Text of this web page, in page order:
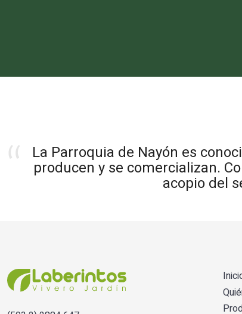
La Parroquia de Nayón es
producen y se comercializan.
acopio del